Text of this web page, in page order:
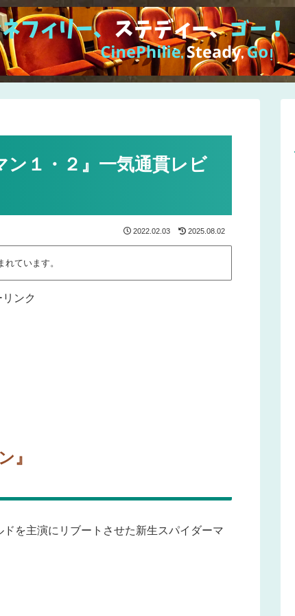
ン１・２』一気通貫レビ
2022.02.03 2025.08.02
ています。
ンク
』
を主演にリブートさせた新生スパイダーマ